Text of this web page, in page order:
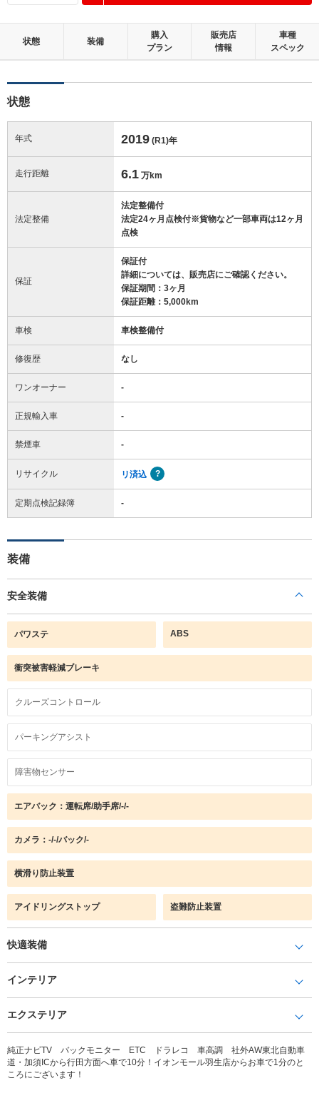
状態 装備
購入
プラン
販売店
情報
車種
スペック
状態
年式 2019 (R1)年
走行距離 6.1 万km
法定整備
法定整備付
法定24ヶ月点検付※貨物など一部車両は12ヶ月
点検
保証
保証付
詳細については、販売店にご確認ください。
保証期間：3ヶ月
保証距離：5,000km
車検 車検整備付
修復歴 なし
ワンオーナー -
正規輸入車 -
禁煙車 -
リサイクル リ済込
定期点検記録簿 -
装備
安全装備
パワステ ABS
衝突被害軽減ブレーキ
クルーズコントロール
パーキングアシスト
障害物センサー
エアバック：運転席/助手席/-/-
カメラ：-/-/バック/-
横滑り防止装置
アイドリングストップ 盗難防止装置
快適装備
インテリア
エクステリア
純正ナビTV バックモニター ETC ドラレコ 車高調 社外AW東北自動車
道・加須ICから行田方面へ車で10分！イオンモール羽生店からお車で1分のと
ころにございます！